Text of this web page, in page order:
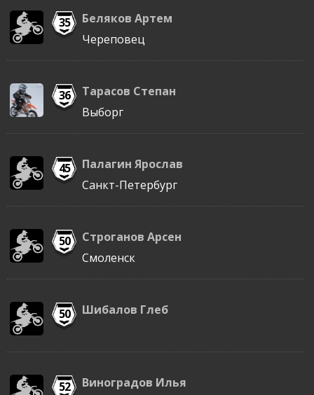
35
Беляков Артем
Череповец
36
Тарасов Степан
Выборг
45
Палагин Ярослав
Санкт-Петербург
50
Строганов Арсен
Смоленск
50 Шибалов Глеб
52
Виноградов Илья